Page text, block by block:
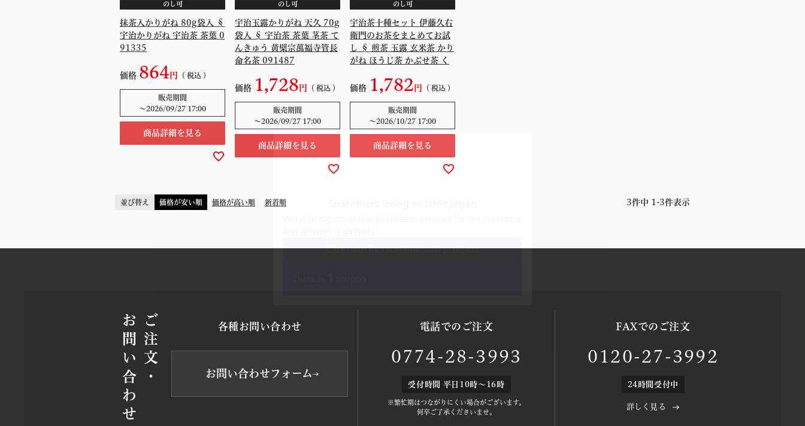
のし可
抹茶入かりがね 80g袋入 §
宇治かりがね 宇治茶 茶葉 0
91335
価格 864 税込
販売期間
〜2026/09/27 17:00
商品詳細を見る
のし可
宇治玉露かりがね 天久 70g
袋入 § 宇治茶 茶葉 茎茶 て
んきゅう 黄檗宗萬福寺管長
命名茶 091487
価格 1,728 税込
販売期間
〜2026/09/27 17:00
商品詳細を見る
のし可
宇治茶十種セット 伊藤久右
衛門のお茶をまとめてお試
し § 煎茶 玉露 玄米茶 かり
がね ほうじ茶 かぶせ茶 く
都 091331
価格 1,782 税込
販売期間
〜2026/10/27 17:00
商品詳細を見る
並び替え 価格が安い順 価格が高い順 新着順 3件中 1 -3件表示
ご注文・
お問い合わせ 各種お問い合わせ
お問い合わせフォーム
電話でのご注文
0774-28-3993
受付時間 平日10時～16時
※繁忙期はつながりにくい場合がございます。
何卒ご了承くださいませ。
FAXでのご注文
0120-27-3992
24時間受付中
詳しく見る